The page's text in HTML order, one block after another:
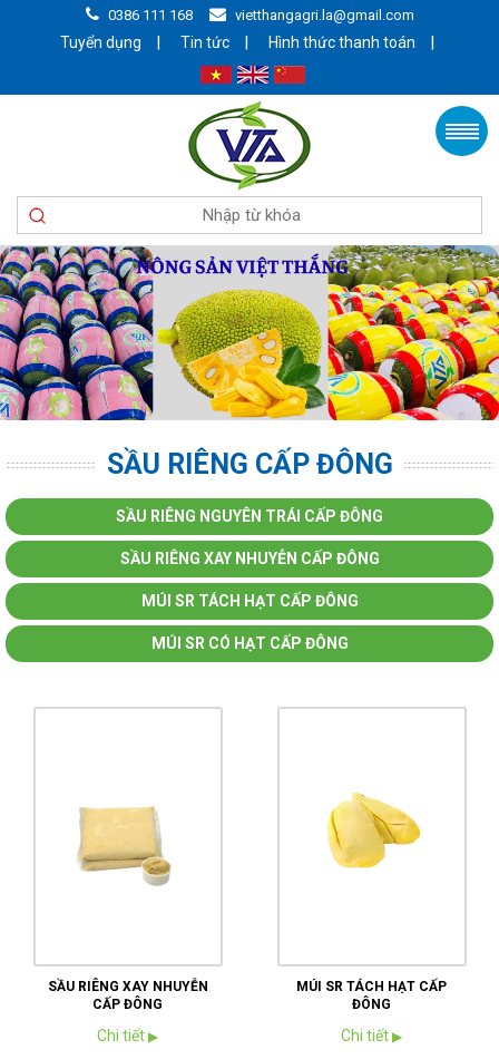
0386 111 168 vietthangagri.la@gmail.com
Tuyển dụng | Tin tức | Hình thức thanh toán |
SẦU RIÊNG CẤP ĐÔNG
SẦU RIÊNG NGUYÊN TRÁI CẤP ĐÔNG
SẦU RIÊNG XAY NHUYỄN CẤP ĐÔNG
MÚI SR TÁCH HẠT CẤP ĐÔNG
MÚI SR CÓ HẠT CẤP ĐÔNG
SẦU RIÊNG XAY NHUYỄN
CẤP ĐÔNG
Chi tiết ▶
MÚI SR TÁCH HẠT CẤP
ĐÔNG
Chi tiết ▶